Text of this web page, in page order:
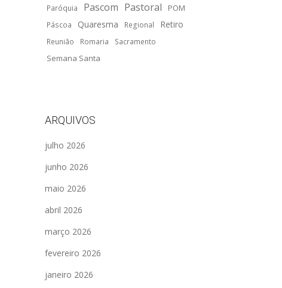
Paróquia Pascom Pastoral POM
Páscoa Quaresma Regional Retiro
Reunião Romaria Sacramento
Semana Santa
ARQUIVOS
julho 2026
junho 2026
maio 2026
abril 2026
março 2026
fevereiro 2026
janeiro 2026